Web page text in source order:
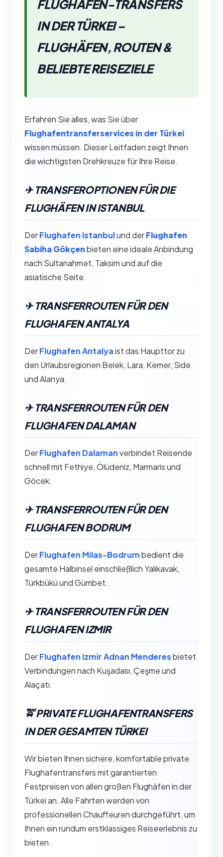
FLUGHAFEN-TRANSFERS
IN DER TÜRKEI –
FLUGHÄFEN, ROUTEN &
BELIEBTE REISEZIELE
Erfahren Sie alles, was Sie über
Flughafentransferservices in der Türkei
wissen müssen. Dieser Leitfaden zeigt Ihnen
die wichtigsten Drehkreuze für Ihre Reise.
✈︎ TRANSFEROPTIONEN FÜR DIE
FLUGHÄFEN IN ISTANBUL
DerFlughafen Istanbulund derFlughafen
Sabiha Gökçenbieten eine ideale Anbindung
nach Sultanahmet, Taksim und auf die
asiatische Seite.
✈︎ TRANSFERROUTEN FÜR DEN
FLUGHAFEN ANTALYA
DerFlughafen Antalyaist das Haupttor zu
den Urlaubsregionen Belek, Lara, Kemer, Side
und Alanya.
✈︎ TRANSFERROUTEN FÜR DEN
FLUGHAFEN DALAMAN
DerFlughafen Dalamanverbindet Reisende
schnell mit Fethiye, Ölüdeniz, Marmaris und
Göcek.
✈︎ TRANSFERROUTEN FÜR DEN
FLUGHAFEN BODRUM
DerFlughafen Milas-Bodrumbedient die
gesamte Halbinsel einschließlich Yalıkavak,
Türkbükü und Gümbet.
✈︎ TRANSFERROUTEN FÜR DEN
FLUGHAFEN IZMIR
DerFlughafen Izmir Adnan Menderesbietet
Verbindungen nach Kuşadası, Çeşme und
Alaçatı.
🚖 PRIVATE FLUGHAFENTRANSFERS
IN DER GESAMTEN TÜRKEI
Wir bieten Ihnen sichere, komfortable private
Flughafentransfers mit garantierten
Festpreisen von allen großen Flughäfen in der
Türkei an. Alle Fahrten werden von
professionellen Chauffeuren durchgeführt, um
Ihnen ein rundum erstklassiges Reiseerlebnis zu
bieten.